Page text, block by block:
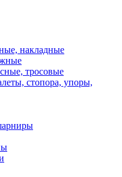
накладные
тросовые
стопора, упоры,